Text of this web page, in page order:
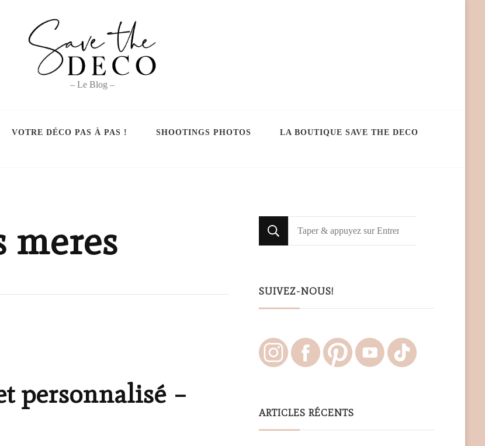
– Le Blog –
VOTRE DÉCO PAS À PAS ! SHOOTINGS PHOTOS LA BOUTIQUE SAVE THE DECO
meres
personnalisé –
Looking
for
SUIVEZ-NOUS!
ARTICLES RÉCENTS